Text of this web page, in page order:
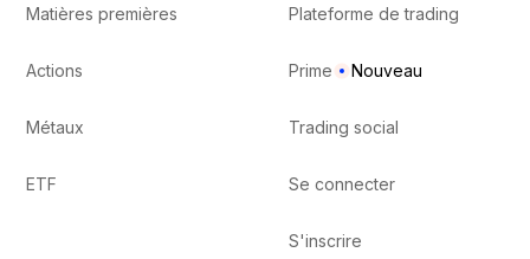
Matières premières
Actions
Métaux
ETF
Plateforme de trading
Prime Nouveau
Trading social
Se connecter
S'inscrire